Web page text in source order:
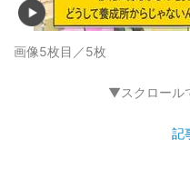
画像5枚目／5枚
▼スクロール
記